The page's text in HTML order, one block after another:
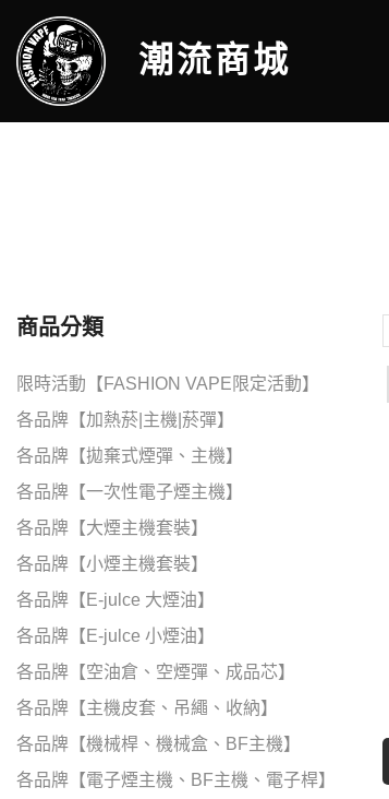
潮流商城
商品分類
限時活動【FASHION VAPE限定活動】
各品牌【加熱菸|主機|菸彈】
各品牌【拋棄式煙彈、主機】
各品牌【一次性電子煙主機】
各品牌【大煙主機套裝】
各品牌【小煙主機套裝】
各品牌【E-julce 大煙油】
各品牌【E-julce 小煙油】
各品牌【空油倉、空煙彈、成品芯】
各品牌【主機皮套、吊繩、收納】
各品牌【機械桿、機械盒、BF主機】
各品牌【電子煙主機、BF主機、電子桿】